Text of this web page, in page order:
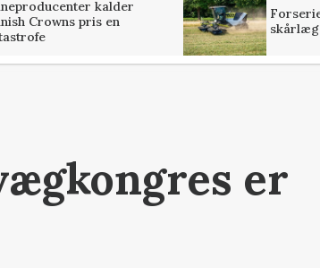
kalder
Crowns pris en
er